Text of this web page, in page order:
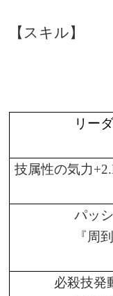
【スキル】
リー
技属性の気力
パッ
『周
必殺技発